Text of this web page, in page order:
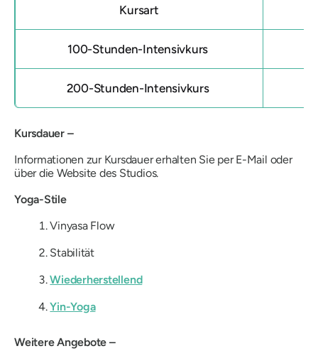
Kursart
100-Stunden-Intensivkurs
200-Stunden-Intensivkurs
Kursdauer –
Informationen zur Kursdauer erhalten Sie per E-Mail oder
über die Website des Studios.
Yoga-Stile
Vinyasa Flow
Stabilität
Wiederherstellend
Yin-Yoga
Weitere Angebote –